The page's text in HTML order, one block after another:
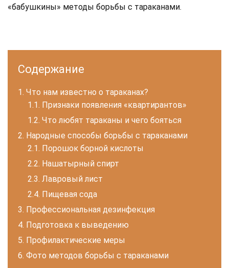
«бабушкины» методы борьбы с тараканами.
Содержание
Что нам известно о тараканах?
Признаки появления «квартирантов»
Что любят тараканы и чего бояться
Народные способы борьбы с тараканами
Порошок борной кислоты
Нашатырный спирт
Лавровый лист
Пищевая сода
Профессиональная дезинфекция
Подготовка к выведению
Профилактические меры
Фото методов борьбы с тараканами